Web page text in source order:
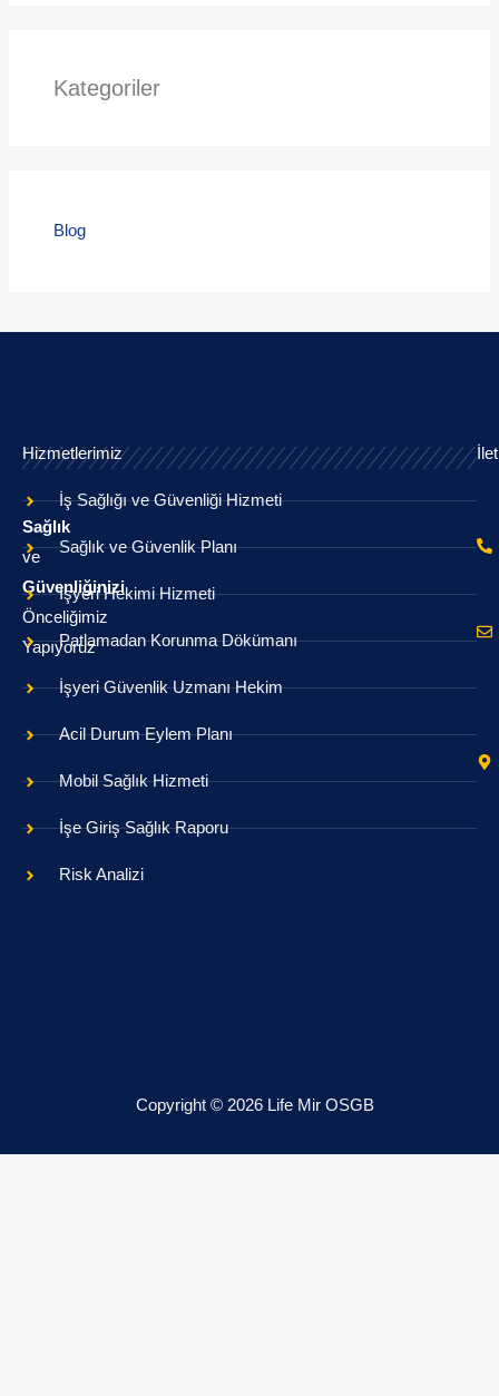
Kategoriler
Blog
Sağlık
ve
Güvenliğinizi
Önceliğimiz
Yapıyoruz
Hizmetlerimiz
İş Sağlığı ve Güvenliği Hizmeti
Sağlık ve Güvenlik Planı
İşyeri Hekimi Hizmeti
Patlamadan Korunma Dökümanı
İşyeri Güvenlik Uzmanı Hekim
Acil Durum Eylem Planı
Mobil Sağlık Hizmeti
İşe Giriş Sağlık Raporu
Risk Analizi
Copyright © 2026 Life Mir OSGB